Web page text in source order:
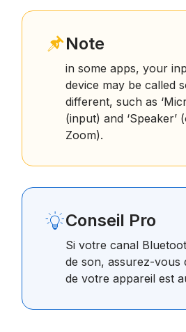
Note
in some apps, your
device may be called
different, such as
(input) and ‘Speaker’
Zoom).
Conseil Pro
Si votre canal
de son, assurez-vous
de votre appareil est